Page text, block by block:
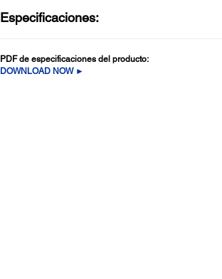
Especificaciones:
PDF de especificaciones del producto:
DOWNLOAD NOW ►